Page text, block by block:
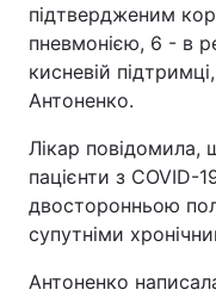
підтвердженим
пневмонією, 6 - в
кисневій
Антоненко.
Лікар повідомила,
пацієнти з COVID-
двосторонньою
супутніми
Антоненко